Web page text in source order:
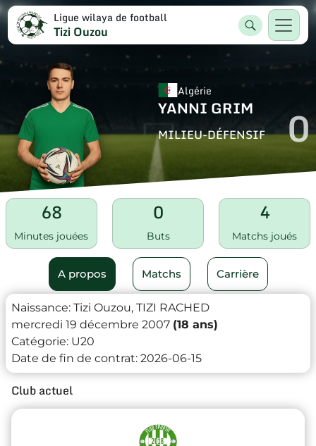
Ligue wilaya de football
Tizi Ouzou
Algérie
YANNI GRIM
MILIEU-DÉFENSIF 0
68
Minutes jouées
0
Buts
4
Matchs joués
A propos Matchs Carrière
Naissance: Tizi Ouzou, TIZI RACHED
mercredi 19 décembre 2007 (18 ans)
Catégorie: U20
Date de fin de contrat: 2026-06-15
Club actuel